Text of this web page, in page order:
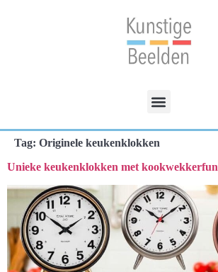
Tag: Originele keukenklokken
Unieke keukenklokken met